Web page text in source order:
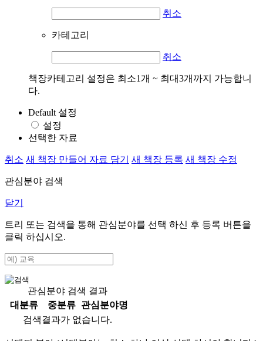
취소
카테고리
취소
책장카테고리 설정은 최소1개 ~ 최대3개까지 가능합니
다.
Default 설정
설정
선택한 자료
취소 새 책장 만들어 자료 담기 새 책장 등록 새 책장 수정
관심분야 검색
닫기
트리 또는 검색을 통해 관심분야를 선택 하신 후 등록 버튼을
클릭 하십시오.
관심분야 검색 결과
대분류
중분류
관심분야명
검색결과가 없습니다.